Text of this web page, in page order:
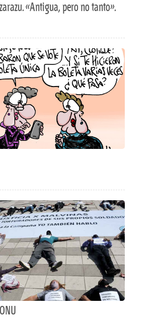
«Antigua, pero no tanto».